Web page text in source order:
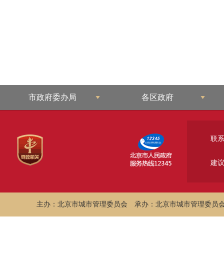
市政府委办局 各区政府
联
建
主办：北京市城市管理委员会 承办：北京市城市管理委员